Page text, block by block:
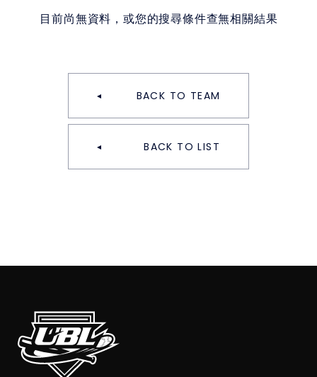
目前尚無資料，或您的搜尋條件查無相關結果
BACK TO TEAM
BACK TO LIST